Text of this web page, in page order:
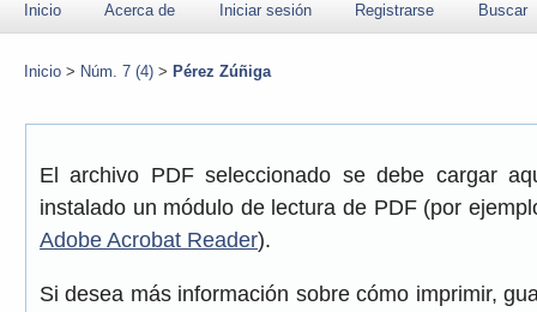
Inicio Acerca de Iniciar sesión Registrarse Buscar
Inicio > Núm. 7 (4) > Pérez Zúñiga
El archivo PDF seleccionado se debe cargar
instalado un módulo de lectura de PDF (por
Adobe Acrobat Reader).
Si desea más información sobre cómo imprimir,